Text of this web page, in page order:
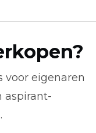
voor eigenaren
aspirant-